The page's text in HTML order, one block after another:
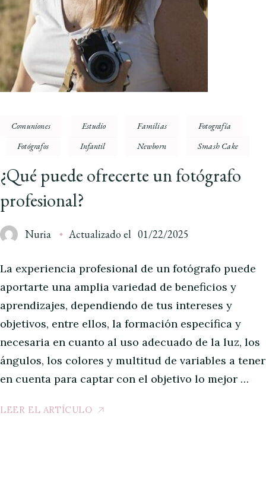
Comuniones Estudio Familias
Fotografía
Fotógrafos
Infantil Newborn Smash Cake
¿Qué puede ofrecerte un fotógrafo
profesional?
Nuria Actualizado el 01/22/2025
La experiencia profesional de un fotógrafo puede
aportarte una amplia variedad de beneficios y
aprendizajes, dependiendo de tus intereses y
objetivos, entre ellos, la formación específica y
necesaria en cuanto al uso adecuado de la luz, los
ángulos, los colores y multitud de variables a tener
en cuenta para captar con el objetivo lo mejor …
LEER EL ARTÍCULO